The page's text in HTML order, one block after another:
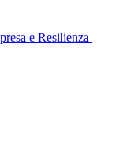
e Resilienza